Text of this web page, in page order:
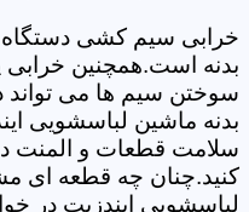
خرابی سیم کشی دستگاه
بدنه است.همچنین خرابی
سوختن سیم ها می تواند
بدنه ماشین لباسشویی
سلامت قطعات و المنت
کنید.چنان چه قطعه ای
لباسشویی ایندزیت در